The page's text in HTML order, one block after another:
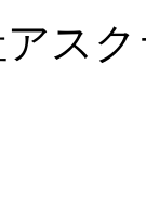
スク